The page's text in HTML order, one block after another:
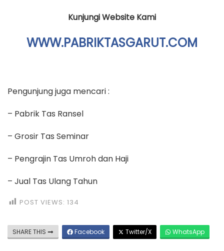
Kunjungi Website Kami
WWW.PABRIKTASGARUT.COM
Pengunjung juga mencari :
– Pabrik Tas Ransel
– Grosir Tas Seminar
– Pengrajin Tas Umroh dan Haji
– Jual Tas Ulang Tahun
POST VIEWS: 134
SHARE THIS Facebook Twitter/X WhatsApp